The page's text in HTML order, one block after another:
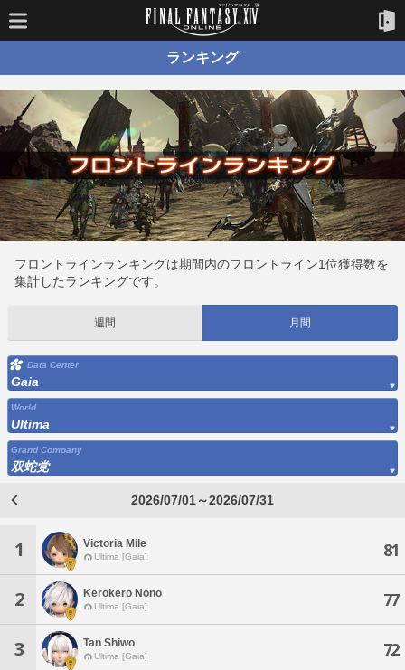
ランキング
フロントラインランキングは期間内のフロントライン1位獲得数を
集計したランキングです。
週間 月間
Data Center
Gaia
World
Ultima
Grand Company
双蛇党
2026/07/01～2026/07/31
1 Victoria Mile
Ultima [Gaia] 81
2 Kerokero Nono
Ultima [Gaia] 77
3 Tan Shiwo
Ultima [Gaia] 72